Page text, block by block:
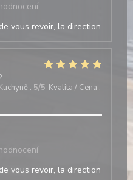
vous revoir, la direction
: 5/5 Kvalita / Cena :
vous revoir, la direction